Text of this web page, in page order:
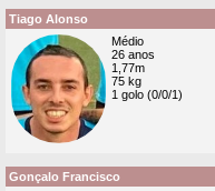
Tiago Alonso
Médio
26 anos
1,77m
75 kg
1 golo (0/0/1)
Gonçalo Francisco